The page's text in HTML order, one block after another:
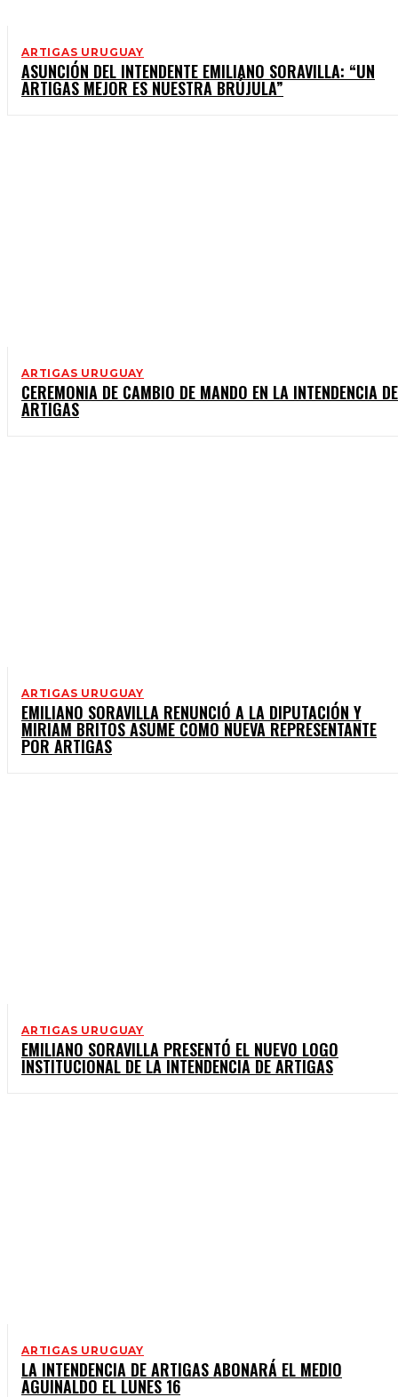
ARTIGAS URUGUAY
ASUNCIÓN DEL INTENDENTE EMILIANO SORAVILLA: “UN
ARTIGAS MEJOR ES NUESTRA BRÚJULA”
ARTIGAS URUGUAY
CEREMONIA DE CAMBIO DE MANDO EN LA INTENDENCIA DE
ARTIGAS
ARTIGAS URUGUAY
EMILIANO SORAVILLA RENUNCIÓ A LA DIPUTACIÓN Y
MIRIAM BRITOS ASUME COMO NUEVA REPRESENTANTE
POR ARTIGAS
ARTIGAS URUGUAY
EMILIANO SORAVILLA PRESENTÓ EL NUEVO LOGO
INSTITUCIONAL DE LA INTENDENCIA DE ARTIGAS
ARTIGAS URUGUAY
LA INTENDENCIA DE ARTIGAS ABONARÁ EL MEDIO
AGUINALDO EL LUNES 16